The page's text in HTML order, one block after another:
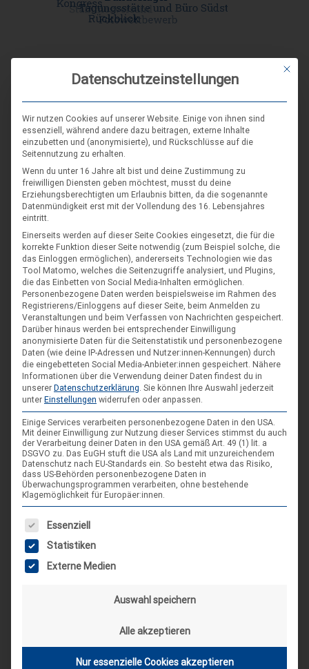
ARR|JEL Sommertreffen 2026
21. Aug. 26
Landes-NAP 2026
4. Sep. 26
Hameln
04
Sep.
Spieleseminar - Werde zur Spielfigur“ -
Spiele im XXL-Format
4. Sep. 26
Suderburg
[alle Veranstaltungen]
AKTUELLE BEITRÄGE AUF INSTAGRAM
Mit
Datenschutzeinstellungen
Wir nutzen Cookies auf unserer Website. Einige von ihnen sind
essenziell, während andere dazu beitragen, externe Inhalte
einzubetten und (anonymisierte), und Rückschlüsse auf die
Seitennutzung zu erhalten.
Wenn du unter 16 Jahre alt bist und deine Zustimmung zu
freiwilligen Diensten geben möchtest, musst du deine
Erziehungsberechtigten um Erlaubnis bitten, da die sogenannte
Datenmündigkeit erst mit der Vollendung des 16. Lebensjahres
eintritt.
Einerseits werden auf dieser Seite Cookies eingesetzt, die für die
korrekte Funktion dieser Seite notwendig (zum Beispiel solche, die
das Einloggen ermöglichen), andererseits Technologien wie das
Tool Matomo, welches die Seitenzugriffe analysiert, und Plugins,
die das Einbetten von Social Media-Inhalten ermöglichen.
Personenbezogene Daten werden beispielsweise im Rahmen des
Registrierens/Einloggens auf dieser Seite, beim Anmelden zu
Veranstaltungen und beim Verfassen von Nachrichten gespeichert.
Darüber hinaus werden bei entsprechender Einwilligung
anonymisierte Daten für die Seitenstatistik und personenbezogene
Daten (wie deine IP-Adressen und Nutzer:innen-Kennungen) durch
die eingebetteten Social Media-Anbieter:innen gespeichert. Nähere
Informationen über die Verwendung deiner Daten findest du in
unserer Datenschutzerklärung Sie können Ihre Auswahl jederzeit
unter Einstellungen widerrufen oder anpassen.
Einige Services verarbeiten personenbezogene Daten in den USA.
Mit deiner Einwilligung zur Nutzung dieser Services stimmst du auch
der Verarbeitung deiner Daten in den USA gemäß Art. 49 (1) lit. a
DSGVO zu. Das EuGH stuft die USA als Land mit unzureichendem
Datenschutz nach EU-Standards ein. So besteht etwa das Risiko,
dass US-Behörden personenbezogene Daten in
Überwachungsprogrammen verarbeiten, ohne bestehende
Klagemöglichkeit für Europäer:innen.
Es folgt eine Liste der Service-Gruppen, für die eine
Essenziell
Statistiken
Externe Medien
Auswahl speichern
Alle akzeptieren
Nur essenzielle Cookies akzeptieren